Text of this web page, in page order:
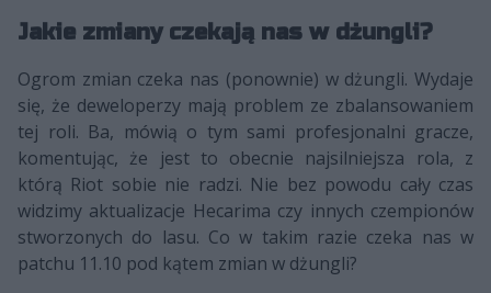
Jakie zmiany czekają nas w dżungli?
Ogrom zmian czeka nas (ponownie) w dżungli. Wydaje
się, że deweloperzy mają problem ze zbalansowaniem
tej roli. Ba, mówią o tym sami profesjonalni gracze,
komentując, że jest to obecnie najsilniejsza rola, z
którą Riot sobie nie radzi. Nie bez powodu cały czas
widzimy aktualizacje Hecarima czy innych czempionów
stworzonych do lasu. Co w takim razie czeka nas w
patchu 11.10 pod kątem zmian w dżungli?